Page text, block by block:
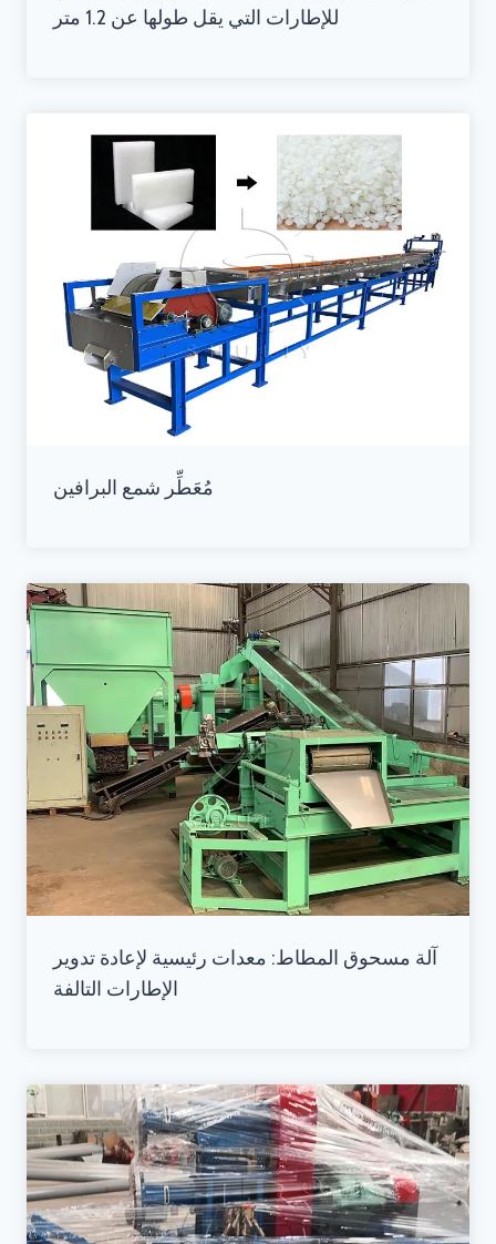
للإطارات التي يقل طولها عن 1.2 متر
مُعَطِّر شمع البرافين
آلة مسحوق المطاط: معدات رئيسية لإعادة تدوير
الإطارات التالفة